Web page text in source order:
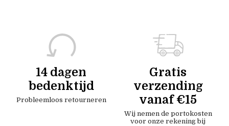
14 dagen
bedenktijd
Probleemloos retourneren
Gratis
verzending
vanaf €15
Wij nemen de portokosten
voor onze rekening bij